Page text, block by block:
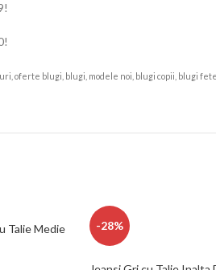
oferte blugi, blugi, modele noi, blugi copii, blugi
Talie Medie
-28%